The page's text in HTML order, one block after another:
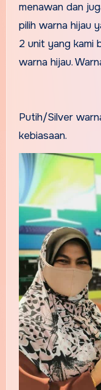
menawan dan
pilih warna hijau
2 unit yang kami
warna hijau.
Putih/Silver
kebiasaan.